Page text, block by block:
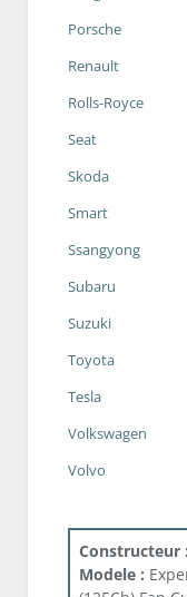
Porsche
Renault
Rolls-Royce
Seat
Skoda
Smart
Ssangyong
Subaru
Suzuki
Toyota
Tesla
Volkswagen
Volvo
Constructeur :
Modele :